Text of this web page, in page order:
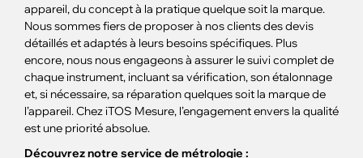
appareil, du concept à la pratique quelque soit la marque.
Nous sommes fiers de proposer à nos clients des devis
détaillés et adaptés à leurs besoins spécifiques. Plus
encore, nous nous engageons à assurer le suivi complet de
chaque instrument, incluant sa vérification, son étalonnage
et, si nécessaire, sa réparation quelques soit la marque de
l’appareil. Chez iTOS Mesure, l’engagement envers la qualité
est une priorité absolue.
Découvrez notre service de métrologie :